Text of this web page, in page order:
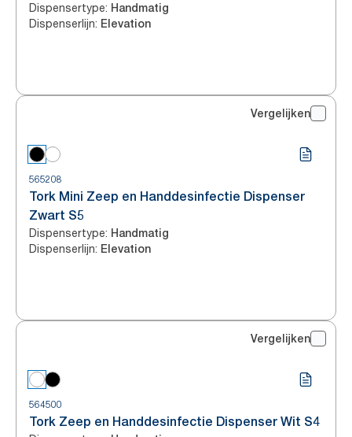
Dispensertype: Handmatig
Dispenserlijn: Elevation
Vergelijken
565208
Tork Mini Zeep en Handdesinfectie Dispenser
Zwart S5
Dispensertype: Handmatig
Dispenserlijn: Elevation
Vergelijken
564500
Tork Zeep en Handdesinfectie Dispenser Wit S4